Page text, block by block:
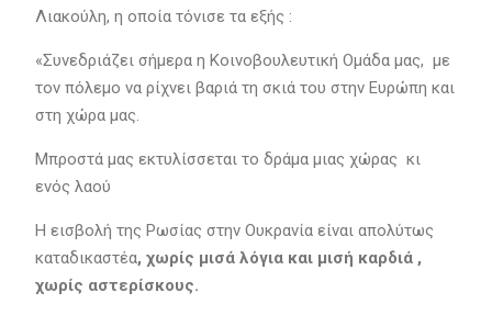
Λιακούλη, η οποία τόνισε τα εξής :
«Συνεδριάζει σήμερα η Κοινοβουλευτική Ομάδα μας, με
τον πόλεμο να ρίχνει βαριά τη σκιά του στην Ευρώπη και
στη χώρα μας.
Μπροστά μας εκτυλίσσεται το δράμα μιας χώρας κι
ενός λαού
Η εισβολή της Ρωσίας στην Ουκρανία είναι απολύτως
καταδικαστέα, χωρίς μισά λόγια και μισή καρδιά ,
χωρίς αστερίσκους.